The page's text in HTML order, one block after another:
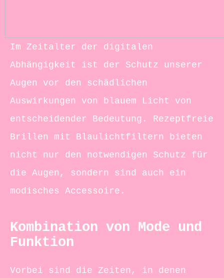
Im Zeitalter der digitalen
Abhängigkeit ist der Schutz unserer
Augen vor den schädlichen
Auswirkungen von blauem Licht von
entscheidender Bedeutung. Rezeptfreie
Brillen mit Blaulichtfiltern bieten
nicht nur den notwendigen Schutz für
die Augen, sondern sind auch ein
modisches Accessoire.
Kombination von Mode und
Funktion
Vorbei sind die Zeiten, in denen